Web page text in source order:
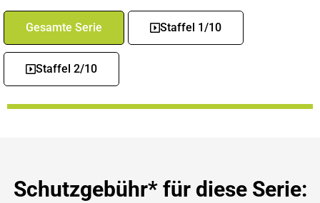
Gesamte Serie Staffel 1/10
Staffel 2/10
Schutzgebühr* für diese Serie: